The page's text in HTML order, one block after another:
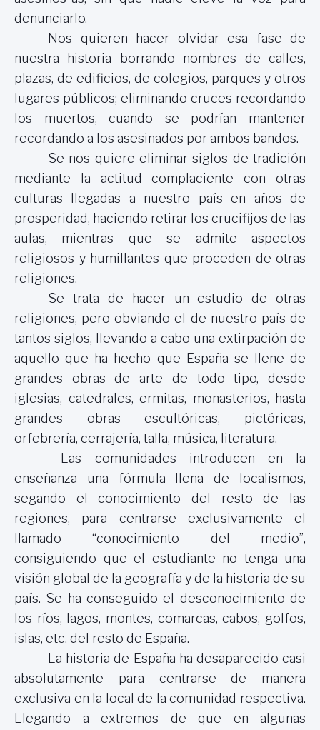
denunciarlo.
Nos quieren hacer olvidar esa fase de
nuestra historia borrando nombres de calles,
plazas, de edificios, de colegios, parques y otros
lugares públicos; eliminando cruces recordando
los muertos, cuando se podrían mantener
recordando a los asesinados por ambos bandos.
Se nos quiere eliminar siglos de tradición
mediante la actitud complaciente con otras
culturas llegadas a nuestro país en años de
prosperidad, haciendo retirar los crucifijos de las
aulas, mientras que se admite aspectos
religiosos y humillantes que proceden de otras
religiones.
Se trata de hacer un estudio de otras
religiones, pero obviando el de nuestro país de
tantos siglos, llevando a cabo una extirpación de
aquello que ha hecho que España se llene de
grandes obras de arte de todo tipo, desde
iglesias, catedrales, ermitas, monasterios, hasta
grandes obras escultóricas, pictóricas,
orfebrería, cerrajería, talla, música, literatura.
Las comunidades introducen en la
enseñanza una fórmula llena de localismos,
segando el conocimiento del resto de las
regiones, para centrarse exclusivamente el
llamado “conocimiento del medio”,
consiguiendo que el estudiante no tenga una
visión global de la geografía y de la historia de su
país. Se ha conseguido el desconocimiento de
los ríos, lagos, montes, comarcas, cabos, golfos,
islas, etc. del resto de España.
La historia de España ha desaparecido casi
absolutamente para centrarse de manera
exclusiva en la local de la comunidad respectiva.
Llegando a extremos de que en algunas